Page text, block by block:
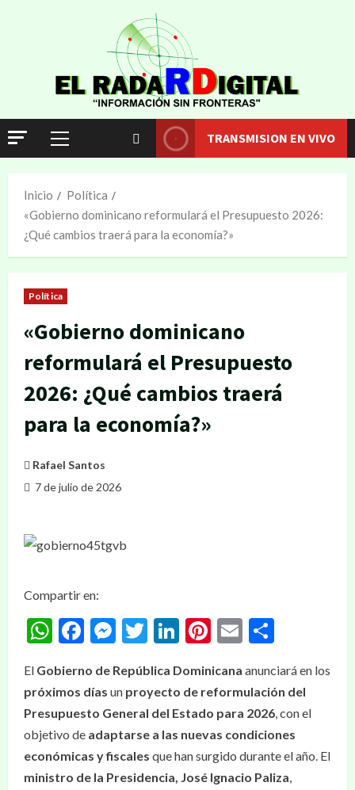
TRANSMISION EN VIVO
Inicio
Política
«Gobierno dominicano reformulará el Presupuesto 2026:
¿Qué cambios traerá para la economía?»
Política
«Gobierno dominicano
reformulará el Presupuesto
2026: ¿Qué cambios traerá
para la economía?»
Rafael Santos
7 de julio de 2026
Compartir en:
WhatsApp
Facebook
Messenger
Twitter
LinkedIn
Pinterest
Email
El Gobierno de República Dominicana anunciará en los
próximos días un proyecto de reformulación del
Presupuesto General del Estado para 2026, con el
objetivo de adaptarse a las nuevas condiciones
económicas y fiscales que han surgido durante el año. El
ministro de la Presidencia, José Ignacio Paliza,